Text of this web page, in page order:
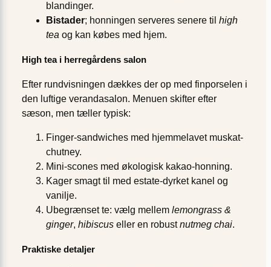
blandinger.
Bistader; honningen serveres senere til high
tea og kan købes med hjem.
High tea i herregårdens salon
Efter rundvisningen dækkes der op med finporselen i
den luftige verandasalon. Menuen skifter efter
sæson, men tæller typisk:
Finger-sandwiches med hjemmelavet muskat-
chutney.
Mini-scones med økologisk kakao-honning.
Kager smagt til med estate-dyrket kanel og
vanilje.
Ubegrænset te: vælg mellem lemongrass &
ginger, hibiscus eller en robustnutmeg chai.
Praktiske detaljer